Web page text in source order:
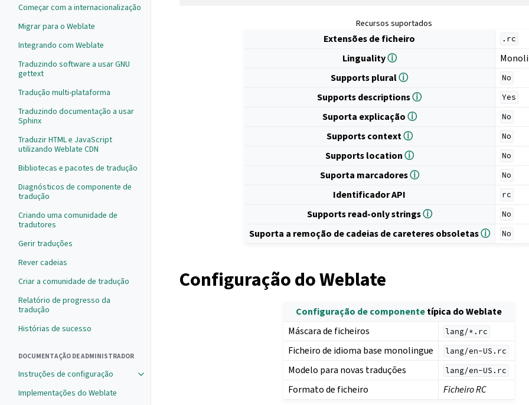
Começar com a internacionalização
Migrar para o Weblate
Integrando com Weblate
Traduzindo software a usar GNU
gettext
Tradução multi-plataforma
Traduzindo documentação a usar
Sphinx
Traduzir HTML e JavaScript
utilizando Weblate CDN
Bibliotecas e pacotes de tradução
Diagnósticos de componente de
tradução
Criando uma comunidade de
tradutores
Gerir traduções
Rever cadeias
Criar a comunidade de tradução
Relatório de progresso da
tradução
Histórias de sucesso
DOCUMENTAÇÃO DE ADMINISTRADOR
Instruções de configuração
Implementações do Weblate
Recursos suportados
Extensões de ficheiro .rc
Lingualityⓘ
Supports pluralⓘ No
Supports descriptionsⓘ Yes
Suporta explicaçãoⓘ No
Supports contextⓘ No
Supports locationⓘ No
Suporta marcadoresⓘ No
Identificador API rc
Supports read-only stringsⓘ No
Suporta a remoção de cadeias de careteres obsoletasⓘ No
Configuração do Weblate
Configuração de componentetípica do Weblate
Máscara de ficheiros
lang/*.rc
Ficheiro de idioma base monolingue lang/en-US.rc
Modelo para novas traduções lang/en-US.rc
Formato de ficheiro Ficheiro RC